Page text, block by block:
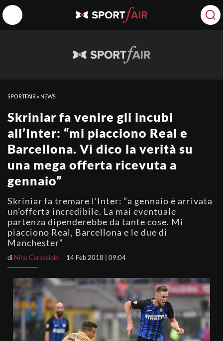
SPORTFAIR » NEWS
Skriniar fa venire gli incubi
all’Inter: “mi piacciono Real e
Barcellona. Vi dico la verità su
una mega offerta ricevuta a
gennaio”
Skriniar fa tremare l’Inter: “a gennaio è arrivata
un’offerta incredibile. La mai eventuale
partenza dipenderebbe da tante cose. Mi
piacciono Real, Barcellona e le due di
Manchester”
di Nino Caracciolo 14 Feb 2018 | 09:04